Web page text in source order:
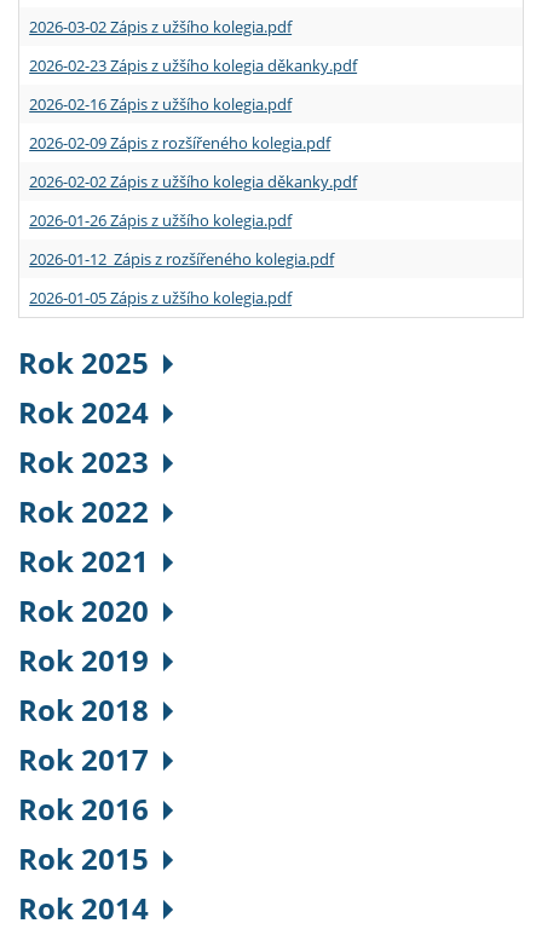
2026-03-02 Zápis z užšího kolegia.pdf
2026-02-23 Zápis z užšího kolegia děkanky.pdf
2026-02-16 Zápis z užšího kolegia.pdf
2026-02-09 Zápis z rozšířeného kolegia.pdf
2026-02-02 Zápis z užšího kolegia děkanky.pdf
2026-01-26 Zápis z užšího kolegia.pdf
2026-01-12 Zápis z rozšířeného kolegia.pdf
2026-01-05 Zápis z užšího kolegia.pdf
Rok 2025
Rok 2024
Rok 2023
Rok 2022
Rok 2021
Rok 2020
Rok 2019
Rok 2018
Rok 2017
Rok 2016
Rok 2015
Rok 2014